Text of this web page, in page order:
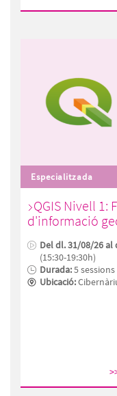
Especialitzada
QGIS Nivell 1:
d'informació
Del dl. 31/08/26 al
(15:30-19:30h)
Durada:5 sessions
Ubicació: